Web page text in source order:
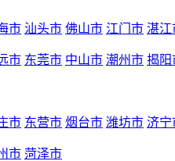
市 汕头市 佛山市 江门市 湛江
市 东莞市 中山市 潮州市 揭阳
市 东营市 烟台市 潍坊市 济宁
市 菏泽市